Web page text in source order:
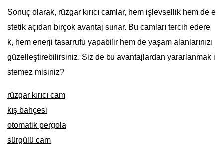
Sonuç olarak, rüzgar kırıcı camlar, hem işlevsellik hem de e
stetik açıdan birçok avantaj sunar. Bu camları tercih edere
k, hem enerji tasarrufu yapabilir hem de yaşam alanlarınızı
güzelleştirebilirsiniz. Siz de bu avantajlardan yararlanmak i
stemez misiniz?
rüzgar kırıcı cam
kış bahçesi
otomatik pergola
sürgülü cam